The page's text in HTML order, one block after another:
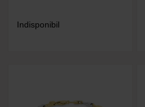
Indisponibil